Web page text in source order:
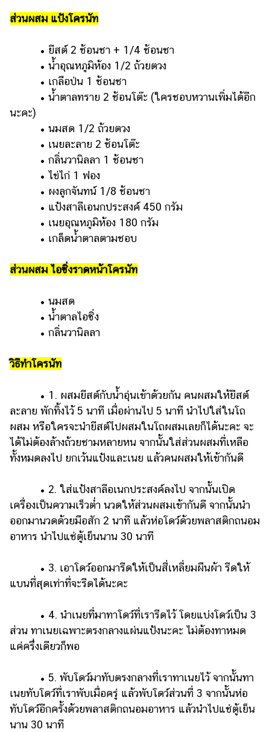
ส่วนผสม แป้งโครนัท
• ยีสต์ 2 ช้อนชา + 1/4 ช้อนชา
• น้ำอุณหภูมิห้อง 1/2 ถ้วยตวง
• เกลือป่น 1 ช้อนชา
• น้ำตาลทราย 2 ช้อนโต๊ะ (ใครชอบหวานเพิ่มได้อีก
นะคะ)
• นมสด 1/2 ถ้วยตวง
• เนยละลาย 2 ช้อนโต๊ะ
• กลิ่นวานิลลา 1 ช้อนชา
• ไข่ไก่ 1 ฟอง
• ผงลูกจันทน์ 1/8 ช้อนชา
• แป้งสาลีเอนกประสงค์ 450 กรัม
• เนยอุณหภูมิห้อง 180 กรัม
• เกล็ดน้ำตาลตามชอบ
ส่วนผสม ไอซิ่งราดหน้าโครนัท
• นมสด
• น้ำตาลไอซิ่ง
• กลิ่นวานิลลา
วิธีทำโครนัท
• 1. ผสมยีสต์กับน้ำอุ่นเข้าด้วยกัน คนผสมให้ยีสต์
ละลาย พักทิ้งไว้ 5 นาที เมื่อผ่านไป 5 นาที นำไปใส่ในโถ
ผสม หรือใครจะนำยีสต์ไปผสมในโถผสมเลยก็ได้นะคะ จะ
ได้ไม่ต้องล้างถ้วยชามหลายหน จากนั้นใส่ส่วนผสมที่เหลือ
ทั้งหมดลงไป ยกเว้นแป้งและเนย แล้วคนผสมให้เข้ากันดี
• 2. ใส่แป้งสาลีอเนกประสงค์ลงไป จากนั้นเปิด
เครื่องเป็นความเร็วต่ำ นวดให้ส่วนผสมเข้ากันดี จากนั้นนำ
ออกมานวดด้วยมือสัก 2 นาที แล้วห่อโดว์ด้วยพลาสติกถนอม
อาหาร นำไปแช่ตู้เย็นนาน 30 นาที
• 3. เอาโดว์ออกมารีดให้เป็นสี่เหลี่ยมผืนผ้า รีดให้
แบนที่สุดเท่าที่จะรีดได้นะคะ
• 4. นำเนยที่มาทาโดว์ที่เรารีดไว้ โดยแบ่งโดว์เป็น 3
ส่วน ทาเนยเฉพาะตรงกลางแผ่นแป้งนะคะ ไม่ต้องทาหมด
แค่ครึ่งเดียวก็พอ
• 5. พับโดว์มาทับตรงกลางที่เราทาเนยไว้ จากนั้นทา
เนยทับโดว์ที่เราพับเมื่อครู่ แล้วพับโดว์ส่วนที่ 3 จากนั้นห่อ
ทับโดว์อีกครั้งด้วยพลาสติกถนอมอาหาร แล้วนำไปแช่ตู้เย็น
นาน 30 นาที